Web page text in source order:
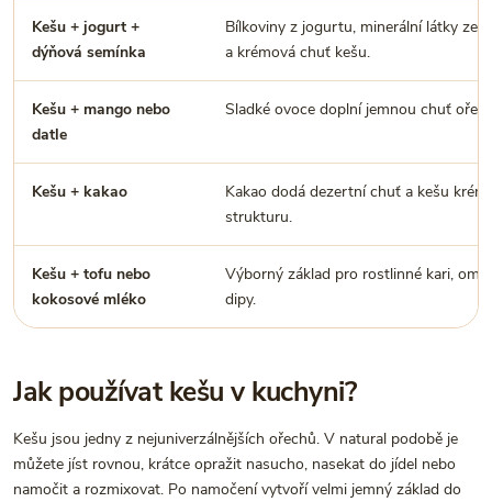
Kešu + jogurt +
dýňová semínka
Bílkoviny z jogurtu, minerální látky ze
a krémová chuť kešu.
Kešu + mango nebo
datle
Sladké ovoce doplní jemnou chuť
Kešu + kakao
Kakao dodá dezertní chuť a kešu
strukturu.
Kešu + tofu nebo
kokosové mléko
Výborný základ pro rostlinné kari,
dipy.
Jak používat kešu v kuchyni?
Kešu jsou jedny z nejuniverzálnějších ořechů. V natural podobě je
můžete jíst rovnou, krátce opražit nasucho, nasekat do jídel nebo
namočit a rozmixovat. Po namočení vytvoří velmi jemný základ do